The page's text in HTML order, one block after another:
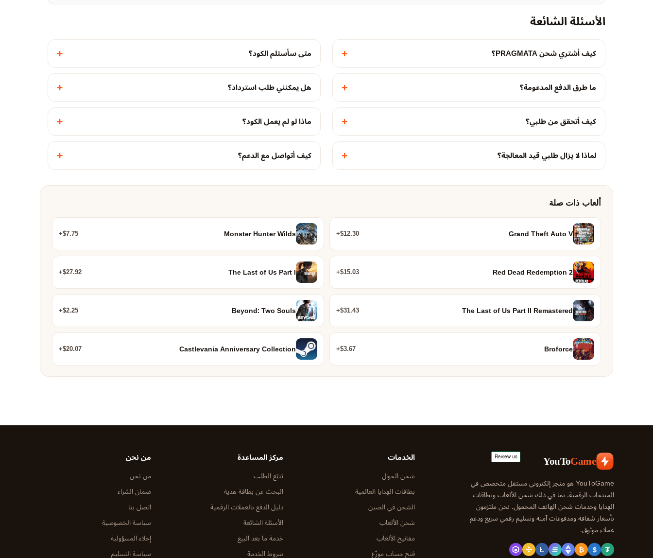
الأسئلة الشائعة
كيف أشتري شحن PRAGMATA؟ + متى سأستلم الكود؟ +
ما طرق الدفع المدعومة؟ + هل يمكنني طلب استرداد؟ +
كيف أتحقق من طلبي؟ + ماذا لو لم يعمل الكود؟ +
لماذا لا يزال طلبي قيد المعالجة؟ + كيف أتواصل مع الدعم؟ +
ألعاب ذات صلة
Grand Theft Auto V
$12.30+
Monster Hunter Wilds
$7.75+
Red Dead Redemption 2
$15.03+
The Last of Us Part I
$27.92+
The Last of Us Part II Remastered
$31.43+
Beyond: Two Souls
$2.25+
Broforce
$3.67+
Castlevania Anniversary Collection
$20.07+
YouToGame
YouToGame هو متجر إلكتروني مستقل متخصص في
المنتجات الرقمية، بما في ذلك شحن الألعاب وبطاقات
الهدايا وخدمات شحن الهاتف المحمول. نحن ملتزمون
بأسعار شفافة ومدفوعات آمنة وتسليم رقمي سريع ودعم
عملاء موثوق.
₮
$
₿
Ł
الخدمات
شحن الجوال
بطاقات الهدايا العالمية
الشحن في الصين
شحن الألعاب
مفاتيح الألعاب
فتح حساب موزّع
مركز المساعدة
تتبّع الطلب
البحث عن بطاقة هدية
دليل الدفع بالعملات الرقمية
الأسئلة الشائعة
خدمة ما بعد البيع
شروط الخدمة
من نحن
من نحن
ضمان الشراء
اتصل بنا
سياسة الخصوصية
إخلاء المسؤولية
سياسة التسليم